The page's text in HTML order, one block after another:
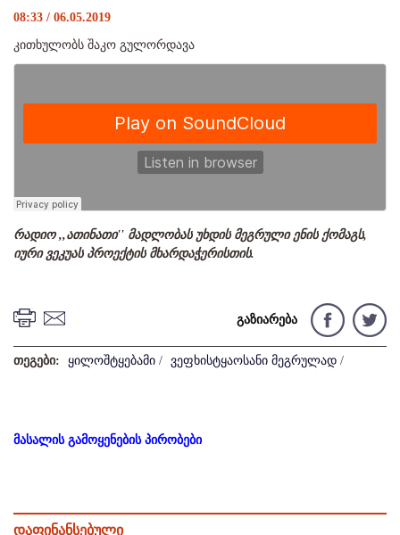
08:33 / 06.05.2019
კითხულობს შაკო გულორდავა
რადიო ,,ათინათი'' მადლობას უხდის მეგრული ენის ქომაგს,
იური ვეკუას პროექტის მხარდაჭერისთის.
გაზიარება
თეგები: ყილოშტყებამი / ვეფხისტყაოსანი მეგრულად /
მასალის გამოყენების პირობები
დაფინანსებული